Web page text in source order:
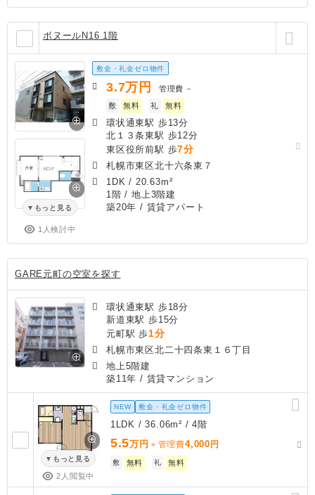
ボヌールN16 1階
もっと見る
1人検討中
敷金・礼金ゼロ物件
3.7万円 管理費 －
敷
無料 礼 無料
環状通東駅 歩13分
北１３条東駅 歩12分
東区役所前駅 歩7分
札幌市東区北十六条東７
1DK / 20.63m²
1階 / 地上3階建
築20年 / 賃貸アパート
GARE元町の空室を探す
環状通東駅 歩18分
新道東駅 歩15分
元町駅 歩1分
札幌市東区北二十四条東１６丁目
地上5階建
築11年 / 賃貸マンション
もっと見る
2人閲覧中
NEW 敷金・礼金ゼロ物件
1LDK / 36.06m² / 4階
5.5万円 ＋管理費4,000 円
敷 無料 礼 無料